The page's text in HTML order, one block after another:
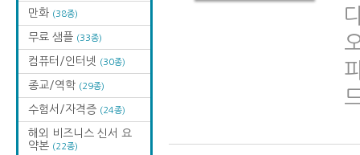
만화 (38종)
무료 샘플 (33종)
컴퓨터/인터넷 (30종)
종교/역학 (29종)
수험서/자격증 (24종)
해외 비즈니스 신서 요
약본 (22종)